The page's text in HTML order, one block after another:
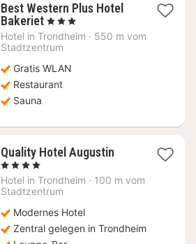
Best Western Plus Hotel
Bakeriet1
Nacht
ab
€
, 3 Sterne
Hotel in Trondheim · 550 m vom
Stadtzentrum
Gratis WLAN
Restaurant
Sauna
Quality Hotel Augustin1
ab
, 4 Sterne
Hotel in Trondheim · 100 m vom
Stadtzentrum
Modernes Hotel
Zentral gelegen in Trondheim